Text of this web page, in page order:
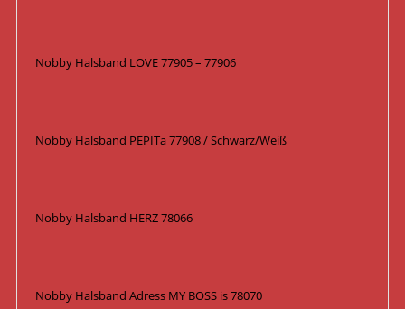
Nobby Halsband LOVE 77905 – 77906
Nobby Halsband PEPITa 77908 / Schwarz/Weiß
Nobby Halsband HERZ 78066
Nobby Halsband Adress MY BOSS is 78070